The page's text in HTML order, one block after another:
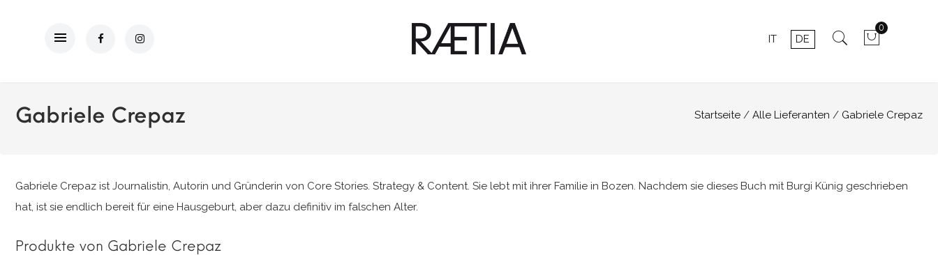
0
IT DE
Gabriele Crepaz Startseite Alle Lieferanten Gabriele Crepaz
Gabriele Crepaz ist Journalistin, Autorin und Gründerin von Core Stories. Strategy & Content. Sie lebt mit ihrer Familie in Bozen. Nachdem sie dieses Buch mit Burgi Künig geschrieben
hat, ist sie endlich bereit für eine Hausgeburt, aber dazu definitiv im falschen Alter.
Produkte von Gabriele Crepaz